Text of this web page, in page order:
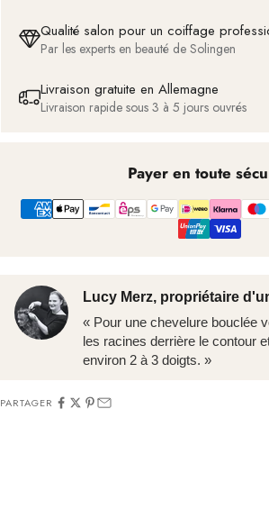
Qualité salon pour un coiffage
Par les experts en beauté de Solingen
Livraison gratuite en Allemagne
Livraison rapide sous 3 à 5 jours ouvrés
Payer en toute
Lucy Merz, propriétaire
« Pour une chevelure bouclée
les racines derrière le contour
environ 2 à 3 doigts. »
PARTAGER